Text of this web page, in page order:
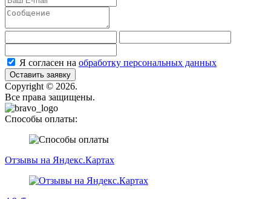
Я согласен на обработку персональных данных
Оставить заявку
Сopyright © 2026.
Все права защищены.
Способы оплаты:
Отзывы на Яндекс.Картах